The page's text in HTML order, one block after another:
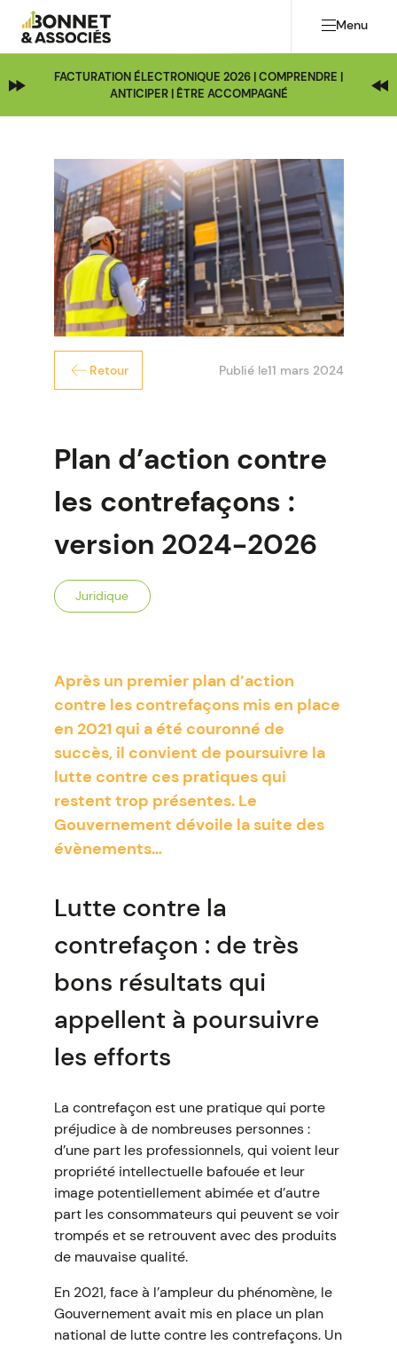
Menu
FACTURATION ÉLECTRONIQUE 2026 | COMPRENDRE |
ANTICIPER | ÊTRE ACCOMPAGNÉ
Retour Publié le11 mars 2024
Plan d’action contre
les contrefaçons :
version 2024-2026
Juridique
Après un premier plan d’action
contre les contrefaçons mis en place
en 2021 qui a été couronné de
succès, il convient de poursuivre la
lutte contre ces pratiques qui
restent trop présentes. Le
Gouvernement dévoile la suite des
évènements…
Lutte contre la
contrefaçon : de très
bons résultats qui
appellent à poursuivre
les efforts
La contrefaçon est une pratique qui porte
préjudice à de nombreuses personnes :
d’une part les professionnels, qui voient leur
propriété intellectuelle bafouée et leur
image potentiellement abimée et d’autre
part les consommateurs qui peuvent se voir
trompés et se retrouvent avec des produits
de mauvaise qualité.
En 2021, face à l’ampleur du phénomène, le
Gouvernement avait mis en place un plan
national de lutte contre les contrefaçons. Un